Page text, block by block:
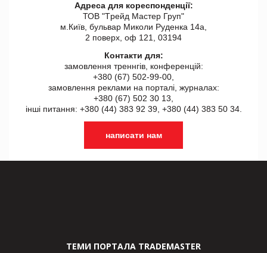
Адреса для кореспонденції:
ТОВ "Tрейд Мастер Груп"
м.Київ, бульвар Миколи Руденка 14а,
2 поверх, оф 121, 03194
Контакти для:
замовлення треннгів, конференцій:
+380 (67) 502-99-00,
замовлення реклами на порталі, журналах:
+380 (67) 502 30 13,
інші питання: +380 (44) 383 92 39, +380 (44) 383 50 34.
написати нам
ТЕМИ ПОРТАЛА TRADEMASTER